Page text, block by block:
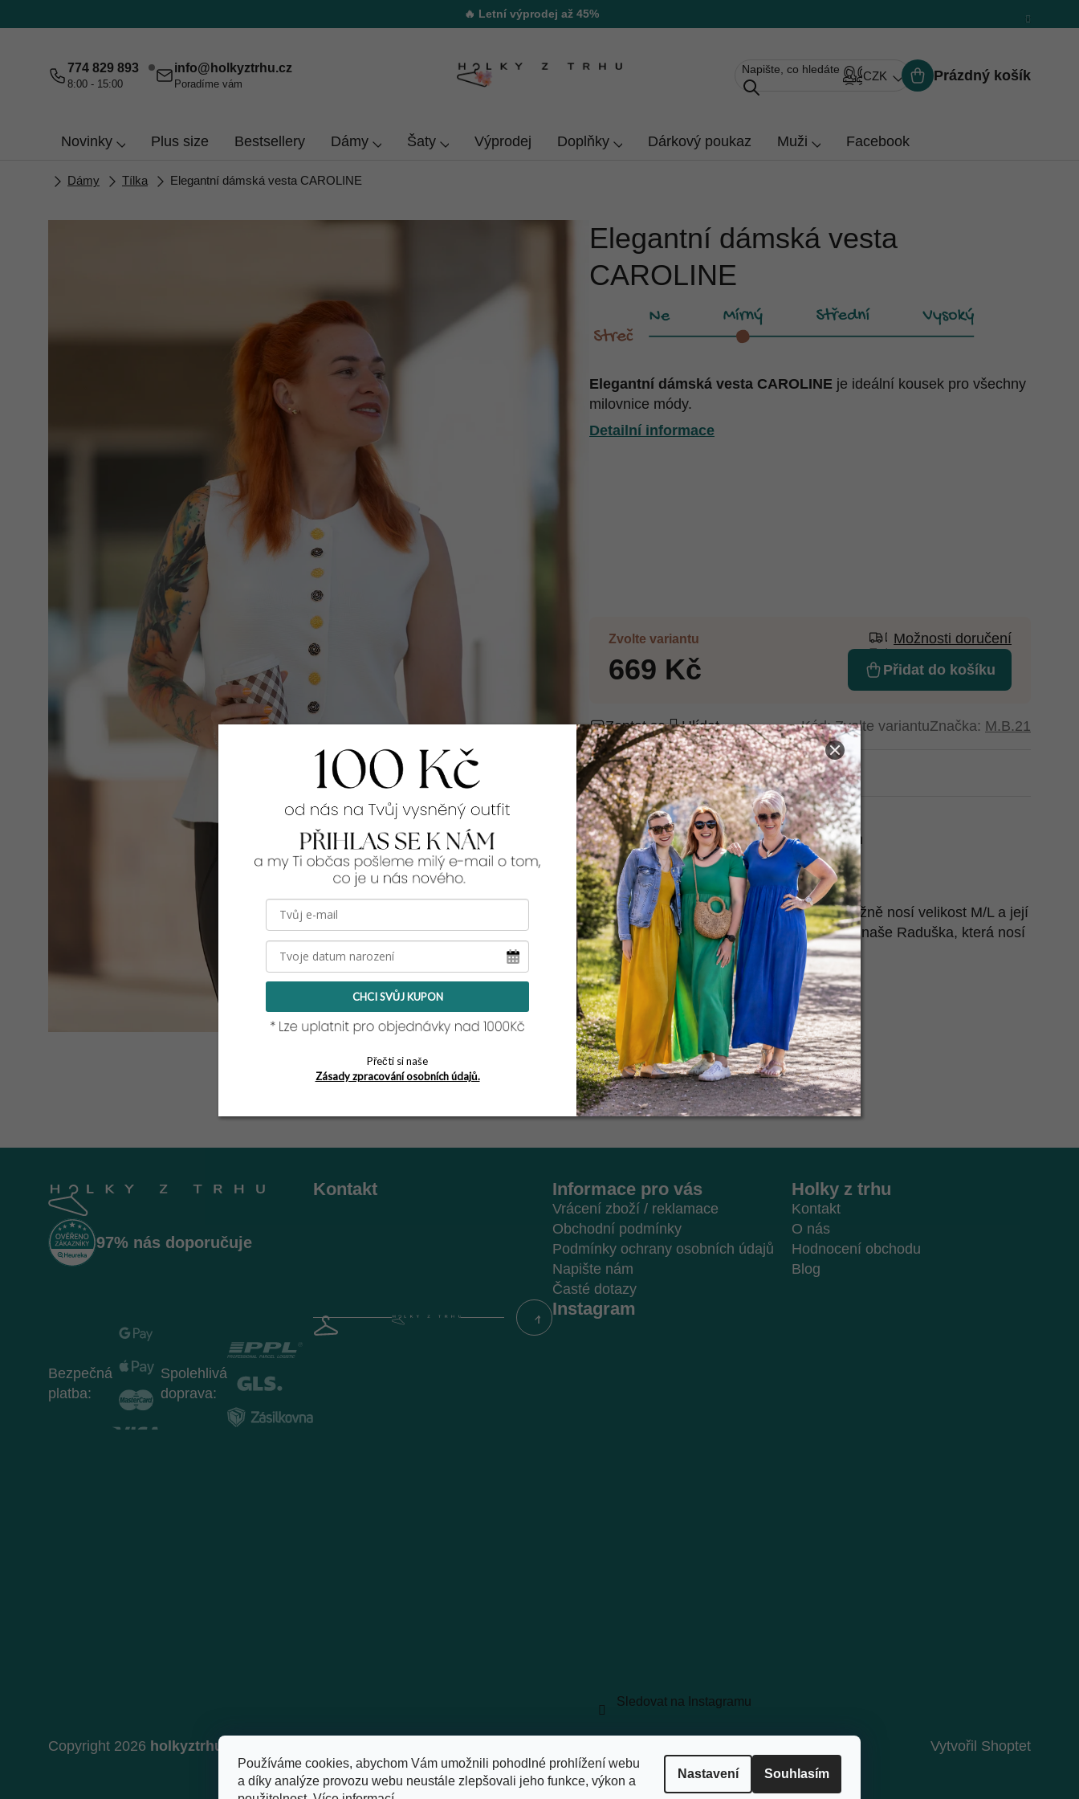
Používáme cookies, abychom Vám umožnili pohodlné prohlížení webu
a díky analýze provozu webu neustále zlepšovali jeho funkce, výkon a
Nastavení Souhlasím
na
🔥 Letní výprodej až 45%
774 829 893
8:00 - 15:00
info@ holkyztrhu.cz
Poradíme vám
Nákupní
Prázdný košík
CZK
Novinky Plus size Bestsellery Dámy Šaty Výprodej Doplňky Dárkový poukaz Muži Facebook
DomůDámy Tílka Elegantní dámská vesta CAROLINE
Elegantní dámská vesta
CAROLINE
Zvolte variantu Možnosti doručení
669 Kč Přidat do košíku
Rozměry:
přes prsa v klidu - natažené:2x46-56 cm
přes boky:49 cm
celková délka:59 cm
Tento model pro tebe nafotila naše Ája, běžně nosí velikost M/L a její
míry najdeš
zde
. Také ho pro tebe nafotila naše Raduška, která nosí
velikost L/XL a její míry najdeš
zde.
Elegantní dámská vesta CAROLINE je ideální kousek pro všechny
milovnice módy.
Detailní informace
Zeptat se Hlídat Značka: M.B.21
Kód: Zvolte variantu
99% spokojenost na Heurece
97% nás doporučuje
Kontakt Informace pro vás
Vrácení zboží / reklamace
Obchodní podmínky
Podmínky ochrany osobních údajů
Napište nám
Časté dotazy
Holky z trhu
Kontakt
O nás
Hodnocení obchodu
Blog
Bezpečná
platba:
Spolehlivá
doprava:
Instagram
Sledovat na Instagramu
Vytvořil Shoptet
Copyright 2026 holkyztrhu.cz
CHCI SVŮJ KUPON
Přečti si naše
Zásady zpracování osobních údajů.